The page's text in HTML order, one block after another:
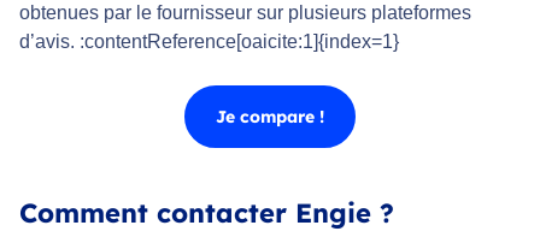
obtenues par le fournisseur sur plusieurs plateformes
d’avis. :contentReference[oaicite:1]{index=1}
Je compare !
Comment contacter Engie ?